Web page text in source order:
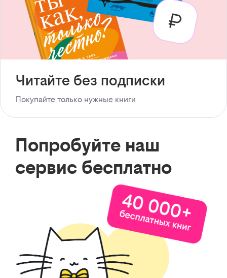
Читайте без подписки
Покупайте только нужные книги
Попробуйте наш
сервис бесплатно